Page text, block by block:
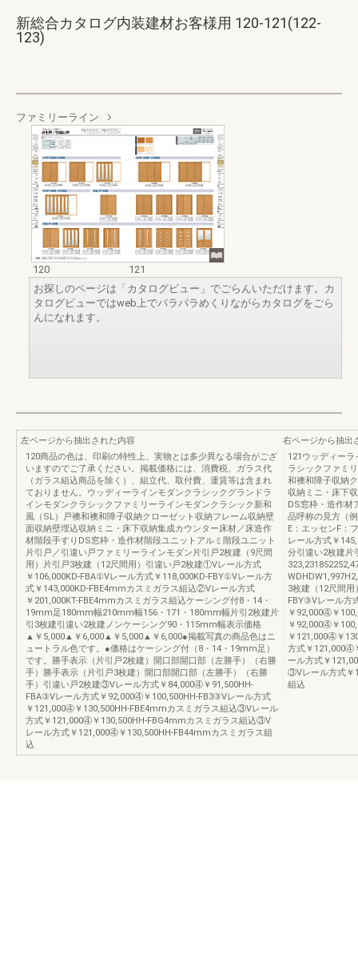
新総合カタログ内装建材お客様用 120-121(122-
123)
ファミリーライン
120
121
お探しのページは「カタログビュー」でごらんいただけます。カ
タログビューではweb上でパラパラめくりながらカタログをごら
んになれます。
左ページから抽出された内容
120商品の色は、印刷の特性上、実物とは多少異なる場合がござ
いますのでご了承ください。掲載価格には、消費税、ガラス代
（ガラス組込商品を除く）、組立代、取付費、運賃等は含まれ
ておりません。ウッディーラインモダンクラシックグランドラ
インモダンクラシックファミリーラインモダンクラシック新和
風（SL）戸襖和襖和障子収納クローゼット収納フレーム収納壁
面収納壁埋込収納ミニ・床下収納集成カウンター床材／床造作
材階段手すりDS窓枠・造作材階段ユニットアルミ階段ユニット
片引戸／引違い戸ファミリーラインモダン片引戸2枚建（9尺間
用）片引戸3枚建（12尺間用）引違い戸2枚建①Vレール方式
￥106,000KD-FBA①Vレール方式￥118,000KD-FBY①Vレール方
式￥143,000KD-FBE4mmカスミガラス組込②Vレール方式
￥201,000KT-FBE4mmカスミガラス組込ケーシング付8・14・
19mm足180mm幅210mm幅156・171・180mm幅片引2枚建片
引3枚建引違い2枚建ノンケーシング90・115mm幅表示価格
▲￥5,000▲￥6,000▲￥5,000▲￥6,000●掲載写真の商品色はニ
ュートラル色です。●価格はケーシング付（8・14・19mm足）
です。勝手表示（片引戸2枚建）開口部開口部（左勝手）（右勝
手）勝手表示（片引戸3枚建）開口部開口部（左勝手）（右勝
手）引違い戸2枚建③Vレール方式￥84,000④￥91,500HH-
FBA③Vレール方式￥92,000④￥100,500HH-FB3③Vレール方式
￥121,000④￥130,500HH-FBE4mmカスミガラス組込③Vレール
方式￥121,000④￥130,500HH-FBG4mmカスミガラス組込③V
レール方式￥121,000④￥130,500HH-FB44mmカスミガラス組
込
右ページから抽出
121ウッディー
ラシックファミ
和襖和障子収納
収納ミニ・床下
DS窓枠・造作材
品呼称の見方（
E：エッセンF：
レール方式￥
分引違い2枚建片
3枚建（12尺間
FBY③Vレール方
￥92,000④￥
￥92,000④￥
￥121,000④￥
方式￥121,000④
ール方式￥
③Vレール方式￥
組込